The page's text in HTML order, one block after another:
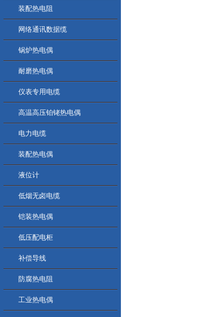
装配热电阻
网络通讯数据缆
锅炉热电偶
耐磨热电偶
仪表专用电缆
高温高压铂铑热电偶
电力电缆
装配热电偶
液位计
低烟无卤电缆
铠装热电偶
低压配电柜
补偿导线
防腐热电阻
工业热电偶